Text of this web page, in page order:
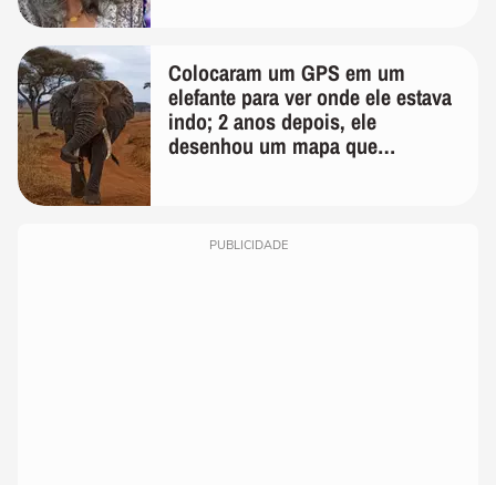
Colocaram um GPS em um
elefante para ver onde ele estava
indo; 2 anos depois, ele
desenhou um mapa que
PUBLICIDADE